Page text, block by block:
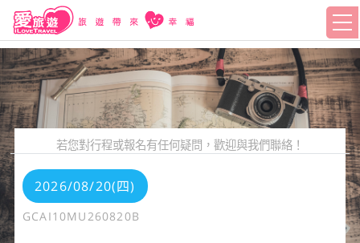
若您對行程或報名有任何疑問，歡迎與我們聯絡！
2026/08/20(四)
GCAI10MU260820B